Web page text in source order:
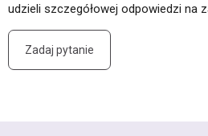
udzieli szczegółowej odpowiedzi na
Zadaj pytanie